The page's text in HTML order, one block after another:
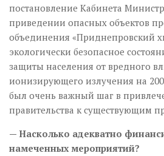
постановление Кабинета
приведении опасных объектов
объединения «Приднепровский
экологически безопасное
защиты населения от вредного
ионизирующего излучения на
был очень важный шаг в
правительства к существующим
— Насколько адекватно
намеченных мероприятий?